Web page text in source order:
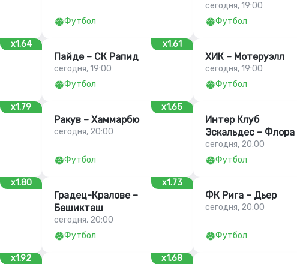
Футбол
сегодня, 19:00
Футбол
x1.64 x1.61
Пайде – СК Рапид
сегодня, 19:00
Футбол
ХИК – Мотеруэлл
сегодня, 19:00
Футбол
x1.79 x1.65
Ракув – Хаммарбю
сегодня, 20:00
Футбол
Интер Клуб
Эскальдес – Флора
сегодня, 20:00
Футбол
x1.80 x1.73
Градец-Кралове –
Бешикташ
сегодня, 20:00
Футбол
ФК Рига – Дьер
сегодня, 20:00
Футбол
x1.92 x1.68